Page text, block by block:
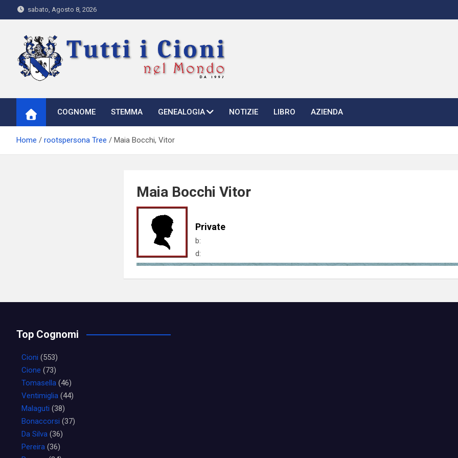
to
sabato, Agosto 8, 2026
Tutti i Cioni nel Mondo
COGNOME STEMMA GENEALOGIA NOTIZIE LIBRO AZIENDA
Home rootspersona Tree Maia Bocchi, Vitor
Maia Bocchi Vitor
Private
b:
d:
Top Cognomi
Cioni (553)
Cione (73)
Tomasella (46)
Ventimiglia (44)
Malaguti (38)
Bonaccorsi (37)
Da Silva (36)
Pereira (36)